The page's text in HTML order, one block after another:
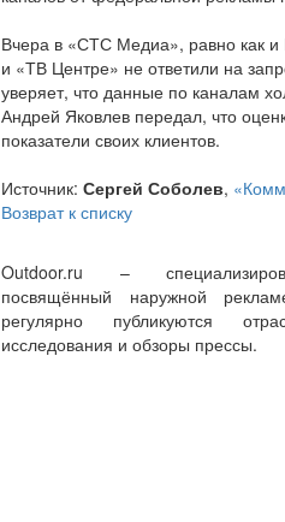
Вчера в «СТС Медиа», равно как
и «ТВ Центре» не ответили на
уверяет, что данные по каналам
Андрей Яковлев передал, что
показатели своих клиентов.
Источник: Сергей Соболев,
Возврат к списку
Outdoor.ru –
посвящённый наружной
регулярно публикуются
исследования и обзоры прессы.